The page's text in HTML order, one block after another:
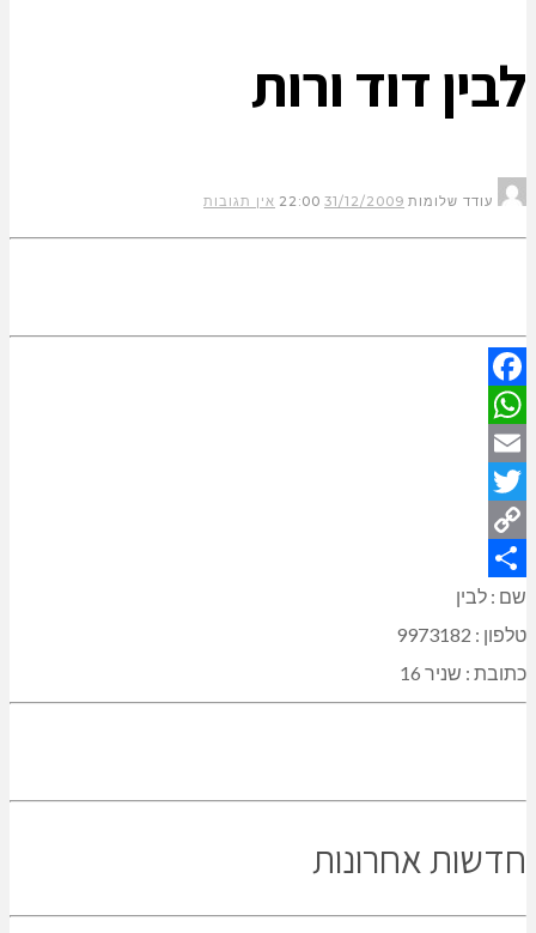
לבין דוד ורות
עודד שלומות 31/12/2009
22:00 אין תגובות
Facebook
WhatsApp
Email
Twitter
Copy
Link
Share
שם : לבין
טלפון : 9973182
כתובת : שניר 16
חדשות אחרונות